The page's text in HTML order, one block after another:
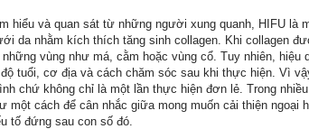
hiểu và quan sát từ những người xung quanh, HIFU là
da nhằm kích thích tăng sinh collagen. Khi collagen
vùng như má, cằm hoặc vùng cổ. Tuy nhiên,
tuổi, cơ địa và cách chăm sóc sau khi thực hiện. Vì
chứ không chỉ là một lần thực hiện đơn lẻ. Trong
một cách để cân nhắc giữa mong muốn cải thiện ngoại
tố đứng sau con số đó.